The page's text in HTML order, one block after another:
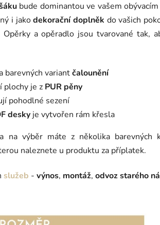
bude dominantou ve vašem
i jakodekorační doplněk do vašich
Opěrky a opěradlo jsou tvarované tak,
barevných variantčalounění
plochy je z PUR pěny
pohodlné sezení
desky je vytvořen rám křesla
a na výběr máte z několika barevných
naleznete u produktu za příplatek.
služeb - výnos, montáž, odvoz starého